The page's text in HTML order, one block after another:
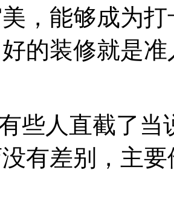
，能够成为
的装修就是
些人直截了
有差别，主